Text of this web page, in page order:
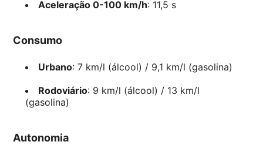
Aceleração 0-100 km/h: 11,5 s
Consumo
Urbano: 7 km/l (álcool) / 9,1 km/l (gasolina)
Rodoviário: 9 km/l (álcool) / 13 km/l
(gasolina)
Autonomia